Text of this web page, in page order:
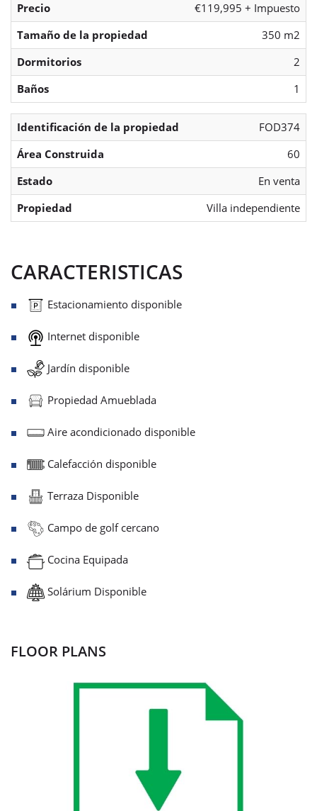
Precio
€119,995 + Impuesto
Tamaño de la propiedad
350 m2
Dormitorios
2
Baños
1
Identificación de la propiedad
FOD374
Área Construida
60
Estado
En venta
Propiedad
Villa independiente
CARACTERISTICAS
Estacionamiento disponible
Internet disponible
Jardín disponible
Propiedad Amueblada
Aire acondicionado disponible
Calefacción disponible
Terraza Disponible
Campo de golf cercano
Cocina Equipada
Solárium Disponible
FLOOR PLANS